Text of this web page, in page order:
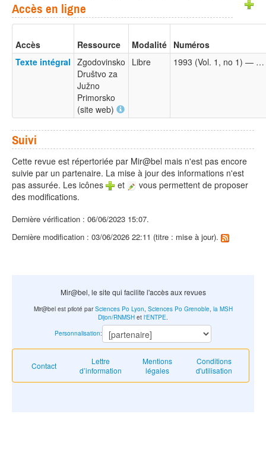
Accès en ligne
Accès Ressource Modalité Numéros
Texte intégral Zgodovinsko
Društvo za
Južno
Primorsko
(site web)
Libre 1993 (Vol. 1, no 1) — …
Suivi
Cette revue est répertoriée par Mir@bel mais n'est pas encore
suivie par un partenaire. La mise à jour des informations n'est
pas assurée. Les icônes
et
vous permettent de proposer
des modifications.
Dernière vérification : 06/06/2023 15:07.
Dernière modification : 03/06/2026 22:11 (titre : mise à jour).
Mir@bel, le site qui facilite l'accès aux revues
Contact
Lettre
d’information
Mentions
légales
Conditions
d'utilisation
Mir@bel est piloté parSciences Po Lyon, Sciences Po Grenoble, la MSH
Dijon/RNMSH et l'ENTPE.
Personnalisation: